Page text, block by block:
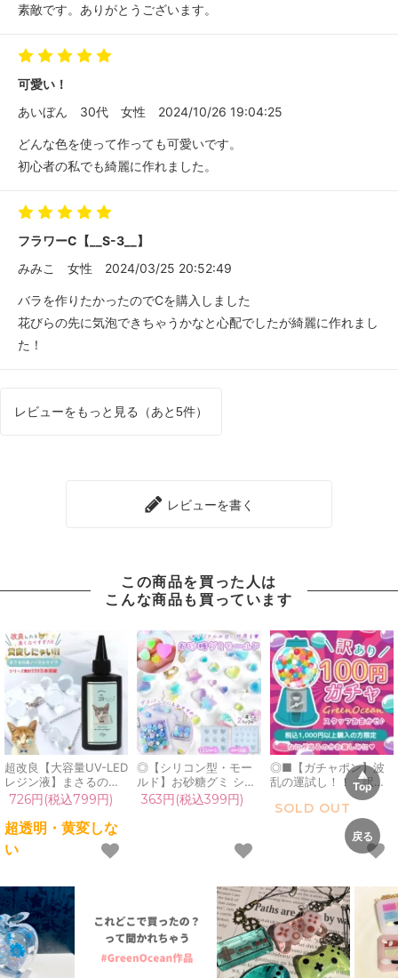
素敵です。ありがとうございます。
可愛い！
あいぼん
30代 女性 2024/10/26 19:04:25
どんな色を使って作っても可愛いです。
初心者の私でも綺麗に作れました。
フラワーC【__S-3__】
みみこ
女性 2024/03/25 20:52:49
バラを作りたかったのでCを購入しました
花びらの先に気泡できちゃうかなと心配でしたが綺麗に作れまし
た！
レビューをもっと見る（あと5件）
レビューを書く
この商品を買った人は
こんな商品も買っています
超改良【大容量UV-LED
レジン液】まさるの涙
ver.03 超透明 70g 初心
者 作家 コーティング
ハード 黄変しない 高品
質 クリア 猫 UVレジン
液 安い おすすめ
726円(税込799円)
超透明・黄変しな
い
◎【シリコン型・モー
ルド】お砂糖グミ シリ
コンモールド レジン型
ハート 星 お菓子 キャ
ー デコパーツ 立体 3d
363円(税込399円)
◎■【ガチャポン】波
乱の運試し！！「訳あ
り」100円ガチャ！1注
文につき1つだけよ♪毎
回買えるよ[お楽しみ,お
まかせ,ドキドキ,手芸パ
ーツ,雑貨,アクセサリー
SOLD OUT